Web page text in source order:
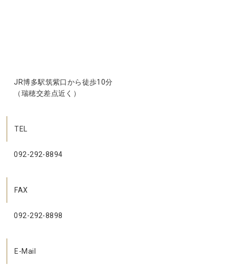
JR博多駅筑紫口から徒歩10分
（瑞穂交差点近く）
TEL
092-292-8894
FAX
092-292-8898
E-Mail